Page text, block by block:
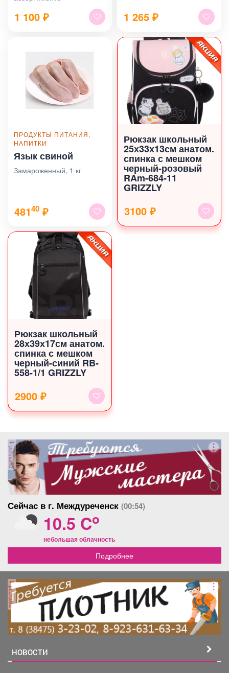
1 100 ₽ 1 265 ₽
ПРОДУКТЫ ПИТАНИЯ,
НАПИТКИ
Язык свиной
Замароженный, 1 кг
48140 ₽
Рюкзак школьный
25х33х13см анатом.
спинка с мешком
черный-розовый
RAm-684-11
GRIZZLY
3100 ₽
Рюкзак школьный
28х39х17см анатом.
спинка с мешком
черный-синий RB-
558-1/1 GRIZZLY
2900 ₽
реклама
Сейчас в г. Междуреченск (00:54)
10.5 Co
небольшая облачность
Подробнее
реклама
НОВОСТИ